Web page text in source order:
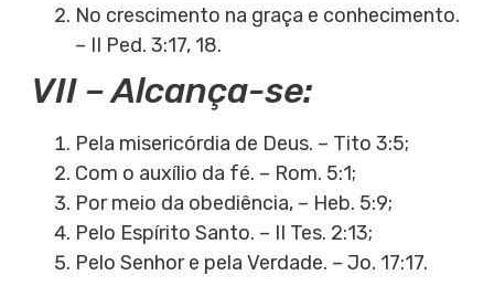
No crescimento na graça e conhecimento.
– II Ped. 3:17, 18.
VII – Alcança-se:
Pela misericórdia de Deus. – Tito 3:5;
Com o auxílio da fé. – Rom. 5:1;
Por meio da obediência, – Heb. 5:9;
Pelo Espírito Santo. – II Tes. 2:13;
Pelo Senhor e pela Verdade. – Jo. 17:17.